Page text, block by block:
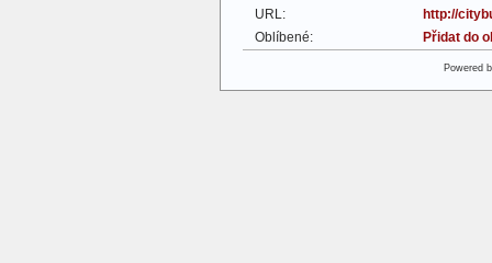
URL:
http://
Oblíbené:
Přidat do
Powered